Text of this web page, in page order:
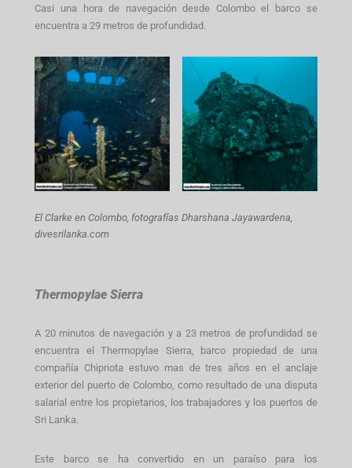
Casi una hora de navegación desde Colombo el barco se
encuentra a 29 metros de profundidad.
El Clarke en Colombo, fotografías Dharshana Jayawardena,
divesrilanka.com
Thermopylae Sierra
A 20 minutos de navegación y a 23 metros de profundidad se
encuentra el Thermopylae Sierra, barco propiedad de una
compañía Chipriota estuvo mas de tres años en el anclaje
exterior del puerto de Colombo, como resultado de una disputa
salarial entre los propietarios, los trabajadores y los puertos de
Sri Lanka.
Este barco se ha convertido en un paraíso para los